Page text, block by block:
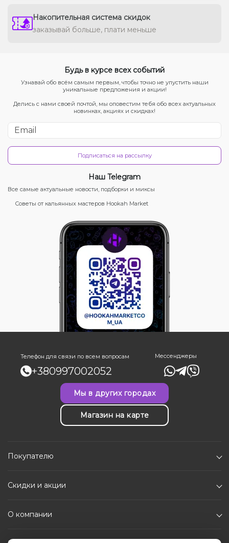
Накопительная система скидок
заказывай больше, плати меньше
Будь в курсе всех событий
Узнавай обо всём самым первым, чтобы точно не упустить наши
уникальные предложения и акции!
Делись с нами своей почтой, мы оповестим тебя обо всех актуальных
новинках, акциях и скидках!
Подписаться на рассылку
Наш Telegram
Все самые актуальные новости, подборки и миксы
Советы от кальянных мастеров Hookah Market
Телефон для связи по всем вопросам
+380997002052
Мессенджеры
Мы в других городах
Магазин на карте
Покупателю
Скидки и акции
О компании